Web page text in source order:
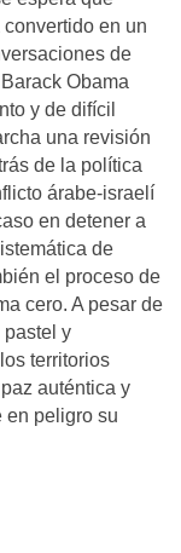
en un
de
Obama
y de difícil
una revisión
de la política
árabe-israelí
en detener a
de
el proceso de
cero. A pesar de
pastel y
territorios
auténtica y
en peligro su